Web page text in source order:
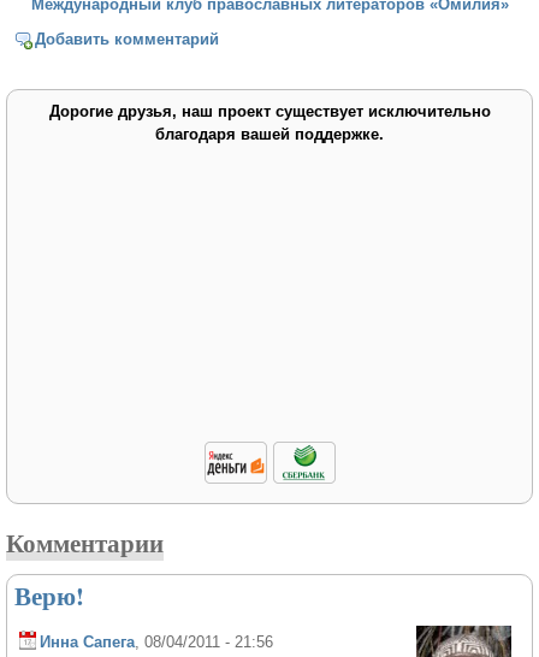
Международный клуб православных литераторов «Омилия»
Добавить комментарий
Дорогие друзья, наш проект существует исключительно
благодаря вашей поддержке.
Комментарии
Верю!
Инна Сапега, 08/04/2011 - 21:56